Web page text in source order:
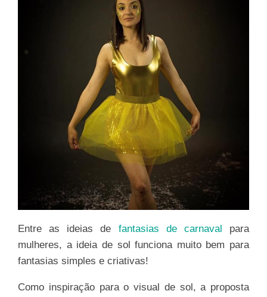
Entre as ideias de fantasias de carnaval para
mulheres, a ideia de sol funciona muito bem para
fantasias simples e criativas!
Como inspiração para o visual de sol, a proposta